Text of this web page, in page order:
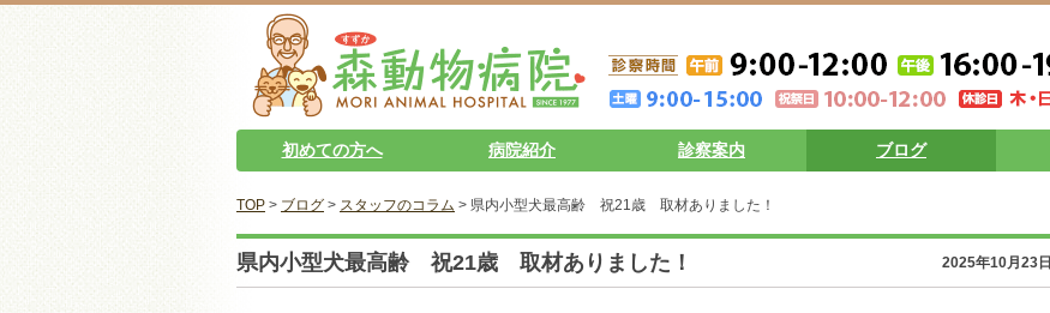
初めての方へ 病院紹介 診察案内 ブログ
TOP > ブログ > スタッフのコラム > 県内小型犬最高齢 祝21歳 取材ありました！
県内小型犬最高齢 祝21歳 取材ありました！ 2025年10月23日